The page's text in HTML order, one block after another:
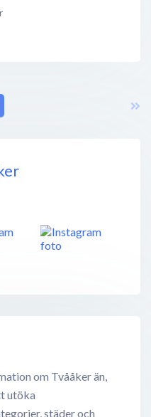
om Tvååker än,
utöka
städer och